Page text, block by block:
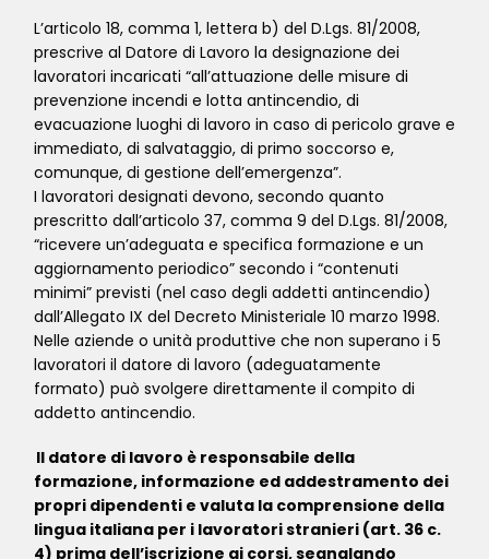
L’articolo 18, comma 1, lettera b) del D.Lgs. 81/2008,
prescrive al Datore di Lavoro la designazione dei
lavoratori incaricati “all’attuazione delle misure di
prevenzione incendi e lotta antincendio, di
evacuazione luoghi di lavoro in caso di pericolo grave e
immediato, di salvataggio, di primo soccorso e,
comunque, di gestione dell’emergenza”.
I lavoratori designati devono, secondo quanto
prescritto dall’articolo 37, comma 9 del D.Lgs. 81/2008,
“ricevere un’adeguata e specifica formazione e un
aggiornamento periodico” secondo i “contenuti
minimi” previsti (nel caso degli addetti antincendio)
dall’Allegato IX del Decreto Ministeriale 10 marzo 1998.
Nelle aziende o unità produttive che non superano i 5
lavoratori il datore di lavoro (adeguatamente
formato) può svolgere direttamente il compito di
addetto antincendio.
Il datore di lavoro è responsabile della
formazione, informazione ed addestramento dei
propri dipendenti e valuta la comprensione della
lingua italiana per i lavoratori stranieri (art. 36 c.
4) prima dell’iscrizione ai corsi, segnalando